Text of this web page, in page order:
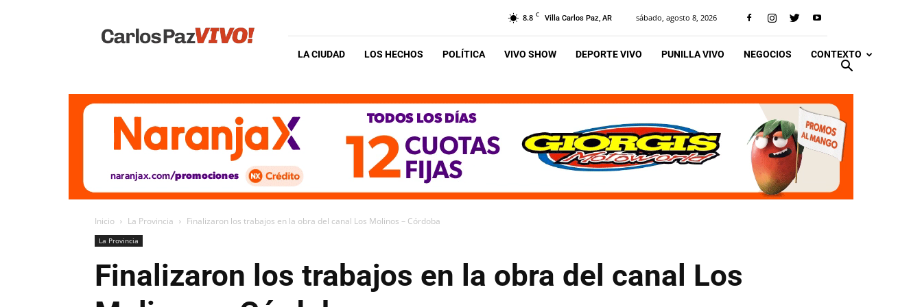
Vivo
8.8 C Villa Carlos Paz, AR sábado, agosto 8, 2026
LA CIUDAD LOS HECHOS POLÍTICA VIVO SHOW DEPORTE VIVO PUNILLA VIVO NEGOCIOS CONTEXTO
Inicio La Provincia Finalizaron los trabajos en la obra del canal Los Molinos – Córdoba
La Provincia
Finalizaron los trabajos en la obra del canal Los